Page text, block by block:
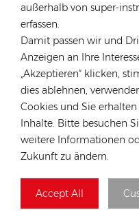
außerhalb von super-
erfassen.
Damit passen wir und
Anzeigen an Ihre
„Akzeptieren“ klicken,
dies ablehnen,
Cookies und Sie
Inhalte. Bitte besuchen
weitere Informationen
Zukunft zu ändern.
Accept All
Tel :+49 176 55258880
Email :
Büro & Lager :
Aldenhoven,
Hongkong
Tel :+852 54222219
Email :
Büro & Lager : 39
Tel :+84 522 038 896